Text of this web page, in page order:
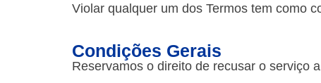
Violar qualquer um dos Termos tem como
Condições Gerais
Reservamos o direito de recusar o serviço